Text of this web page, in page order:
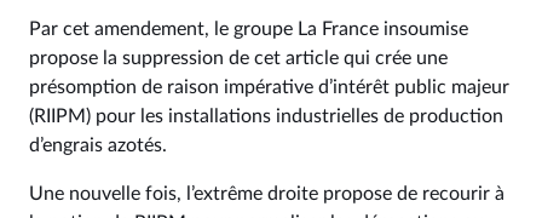
Par cet amendement, le groupe La France insoumise
propose la suppression de cet article qui crée une
présomption de raison impérative d’intérêt public majeur
(RIIPM) pour les installations industrielles de production
d’engrais azotés.
Une nouvelle fois, l’extrême droite propose de recourir à